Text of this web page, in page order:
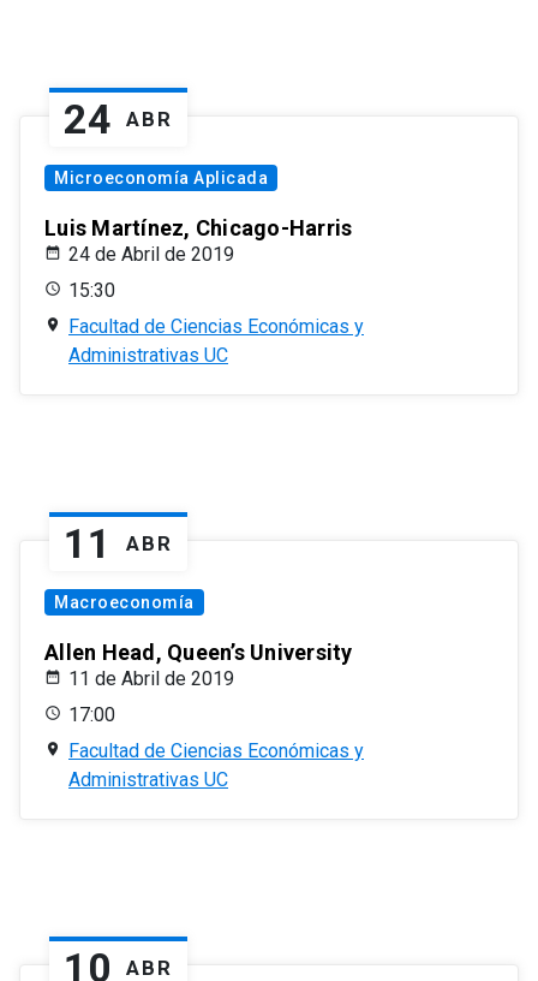
24 ABR
Microeconomía Aplicada
Luis Martínez, Chicago-Harris
24 de Abril de 2019
15:30
Facultad de Ciencias Económicas y
Administrativas UC
11 ABR
Macroeconomía
Allen Head, Queen’s University
11 de Abril de 2019
17:00
Facultad de Ciencias Económicas y
Administrativas UC
10 ABR